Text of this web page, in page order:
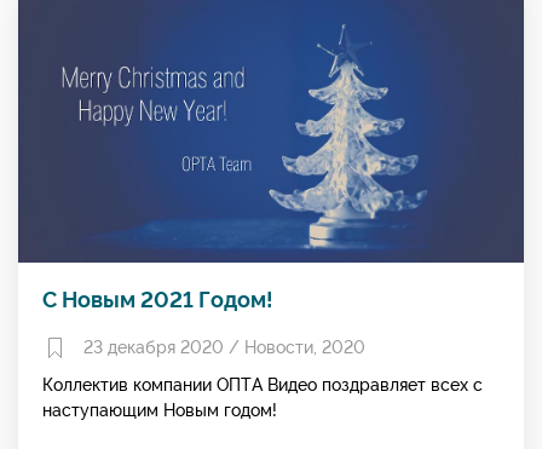
С Новым 2021 Годом!
23 декабря 2020 / Новости 2020
Коллектив компании ОПТА Видео поздравляет всех с
наступающим Новым годом!